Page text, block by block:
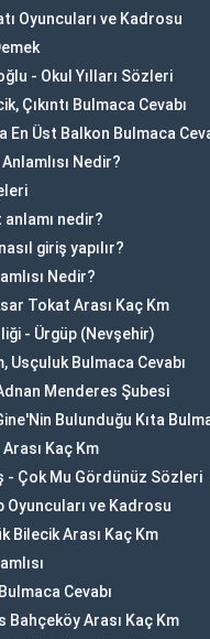
Oyuncuları ve Kadrosu
- Okul Yılları Sözleri
Çıkıntı Bulmaca Cevabı
En Üst Balkon Bulmaca
Nedir?
anlamı nedir?
giriş yapılır?
Nedir?
Tokat Arası Kaç Km
- Ürgüp (Nevşehir)
Usçuluk Bulmaca Cevabı
Menderes Şubesi
Bulunduğu Kıta
Arası Kaç Km
- Çok Mu Gördünüz Sözleri
Oyuncuları ve Kadrosu
Bilecik Arası Kaç Km
Cevabı
Bahçeköy Arası Kaç Km